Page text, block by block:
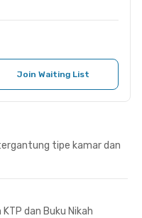
Join Waiting List
tipe kamar dan
dan Buku Nikah